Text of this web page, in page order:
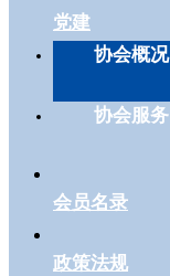
党建
协会概况
协会服务
会员名录
政策法规